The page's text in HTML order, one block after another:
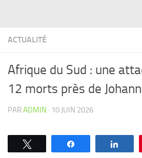
ACTUALITÉ
Afrique du Sud : une
12 morts près de
PARADMIN · 10 JUIN 2026